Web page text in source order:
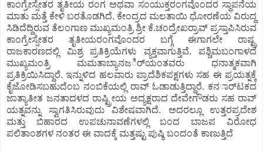
ಕಾಂಗ್ರೇಸ್ಸೇತರ ತೃತೀಯ ರಂಗ ಅಥವಾ ಸಂಯುಕ್ತರಂಗವೊಂದರ ಸ್ಥಾಪನೆಯ
ಮಾತು ಮತ್ತೆ ಕೇಳಿ ಬರತೊಡಗಿದೆ. ಕೇಂದ್ರದ ಮಲತಾಯಿ ಧೋರಣೆಯ ವಿರುದ್ದ
ಸಿಡಿದೆದ್ದಿರುವ ತೆಲಂಗಾಣ ಮುಖ್ಯಮಂತ್ರಿ ಶ್ರೀ ಕೆ.ಚಂದ್ರೇಖರ್ರಾವ್ ಪ್ರಸ್ತಾಪಿಸಿರುವ
ಕಾಂಗ್ರೇಸ್ಸೇತರ ತೃತೀಯರಂಗವೊಂದರ ಬಗ್ಗೆ ಈಗಾಗಲೇ ರಾಷ್ಟ್ರ
ರಾಜಕಾರಣದಲ್ಲಿ ಮಿಶ್ರ ಪ್ರತಿಕ್ರಿಯೆಗಳು ವ್ಯಕ್ತವಾಗುತ್ತಿವೆ. ಪಶ್ಚಿಮಬಂಗಾಳದ
ಮುಖ್ಯಮಂತ್ರಿ ಮಮತಾಬ್ಯಾನಜರ್ಿಯಂತವರು ಧನಾತ್ಮಕವಾಗಿ
ಪ್ರತಿಕ್ರಿಯಿಸಿದ್ದಾರೆ. ಇನ್ನುಳಿದ ಹಲವಾರು ಪ್ರಾದೆಶಿಕಪಕ್ಷಗಳು ಸಹ ಈ ಪ್ರಯತ್ನಕ್ಕೆ
ಕೈಜೋಡಿಸಬಹುದೆಂಬ ನಂಬಿಕೆಯಲ್ಲಿ ರಾವ್ ಓಡಾಡುತ್ತಿದ್ದಾರೆ. ಕನರ್ಾಟಕದ
ಜಾತ್ಯಾತೀತ ಜನತಾದಳದ ರಾಷ್ಟ್ರೀಯ ಅದ್ಯಕ್ಷರಾದ ದೇವೇಗೌಡರು ಸಹ ರಾವ್
ಯತ್ನವನ್ನು ಸ್ವಾಗತಿಸಿರುವುದು ವಿಶೇಷವಾಗಿದೆ. ಅದರಲ್ಲೂ ಉತ್ತರಪ್ರದೇಶ
ಮತ್ತು ಬಿಹಾರದ ಉಪಚುನಾವಣೆಗಳಲ್ಲಿ ಬಂದ ಬಾಜಪ ವಿರೋಧ
ಪಲಿತಾಂಶಗಳ ನಂತರ ಈ ವಾದಕ್ಕೆ ಮತ್ತಷ್ಟು ಪುಷ್ಠಿ ಬಂದಂತೆ ಕಾಣುತ್ತಿದೆ